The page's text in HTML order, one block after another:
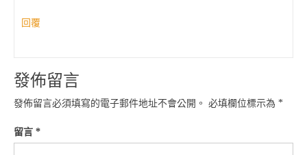
回覆
發佈留言
發佈留言必須填寫的電子郵件地址不會公開。 必填欄位標示為 *
留言 *